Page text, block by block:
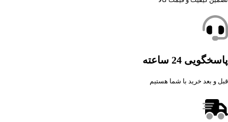
پاسخگویی 24 ساعته
قبل و بعد خرید با شما هستیم